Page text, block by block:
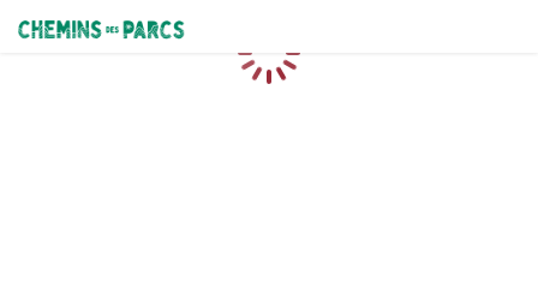
Chemins des Parcs
Caricamento